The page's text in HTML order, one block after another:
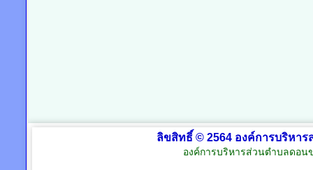
ลิขสิทธิ์ © 2564 องค์การบริหา
องค์การบริหารส่วนตำบลดอน